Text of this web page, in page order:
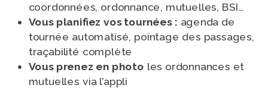
coordonnées, ordonnance, mutuelles, BSI…
Vous planifiez vos tournées : agenda de
tournée automatisé, pointage des passages,
traçabilité complète
Vous prenez en photo les ordonnances et
mutuelles via l’appli